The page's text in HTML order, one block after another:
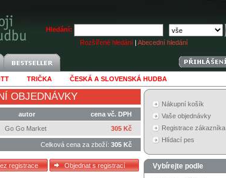
Hledání:
Rozšířené hledání | Abecední hledání
TRIČKA ČESKÁ A SLOVENSKÁ HUDBA
OBJEDNÁVKY
autor
cena vč. DPH
Go Go Market 305 Kč
Celková cena za zboží: 305 Kč
Nákupní košík
Vaše objednávky
Registrace zákazníka
Hlídací pes
Vybírejte podle